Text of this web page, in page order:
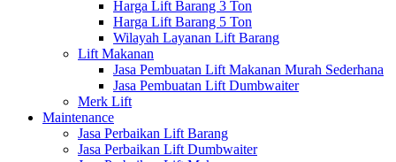
Harga Lift Barang 3 Ton
Harga Lift Barang 5 Ton
Wilayah Layanan Lift Barang
Lift Makanan
Jasa Pembuatan Lift Makanan Murah Sederhana
Jasa Pembuatan Lift Dumbwaiter
Merk Lift
Maintenance
Jasa Perbaikan Lift Barang
Jasa Perbaikan Lift Dumbwaiter